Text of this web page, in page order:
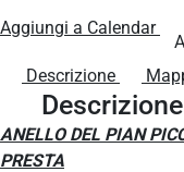
Aggiungi a Calendar
Descrizione
Descrizione
ANELLO DEL PIAN
PRESTA